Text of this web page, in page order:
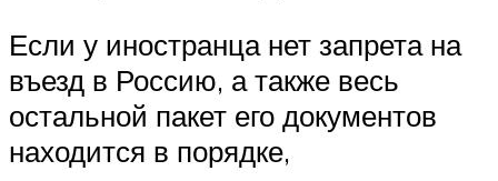
Если у иностранца нет запрета на
въезд в Россию, а также весь
остальной пакет его документов
находится в порядке,